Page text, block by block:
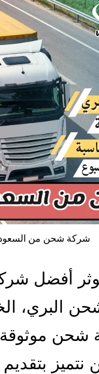
شركة شحن من
أفضل
البري،
موثوقة
نتميز